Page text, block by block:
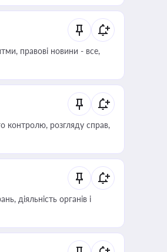
правові новини - все,
контролю, розгляду справ,
діяльність органів і